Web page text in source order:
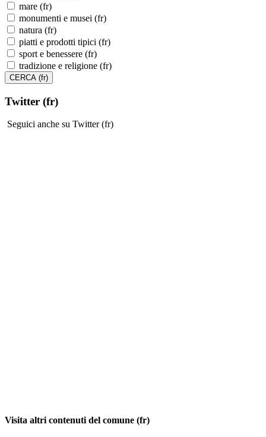
mare (fr)
monumenti e musei (fr)
natura (fr)
piatti e prodotti tipici (fr)
sport e benessere (fr)
tradizione e religione (fr)
Twitter (fr)
Seguici anche su Twitter (fr)
Visita altri contenuti del comune (fr)